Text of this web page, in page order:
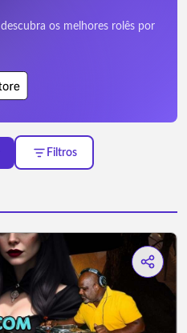
os melhores rolês por
Filtros